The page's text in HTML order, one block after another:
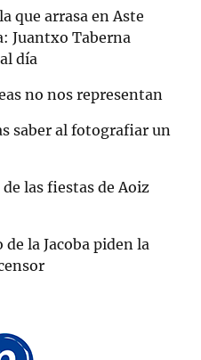
que arrasa en Aste
Juantxo Taberna
día
no nos representan
saber al fotografiar un
las fiestas de Aoiz
la Jacoba piden la